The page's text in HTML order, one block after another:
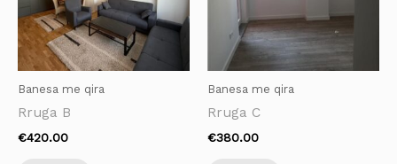
Banesa me qira
Rruga B
€420.00
Banesa me qira
Rruga C
€380.00